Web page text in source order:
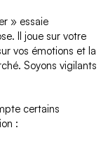
» essaie
Il joue sur votre
vos émotions et la
Soyons vigilants
certains
: